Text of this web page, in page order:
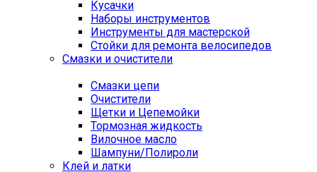
Кусачки
Наборы инструментов
Инструменты для мастерской
Стойки для ремонта велосипедов
Смазки и очистители
Смазки цепи
Очистители
Щетки и Цепемойки
Тормозная жидкость
Вилочное масло
Шампуни/Полироли
Клей и латки